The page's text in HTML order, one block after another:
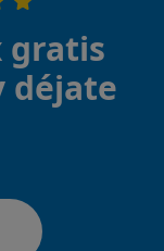
gratis
déjate